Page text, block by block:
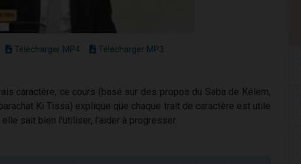
Télécharger MP4 Télécharger MP3
caractère, ce cours (basé sur des propos du Saba de Kélem,
Ki Tissa) explique que chaque trait de caractère est utile
sait bien l'utiliser, l'aider à progresser.